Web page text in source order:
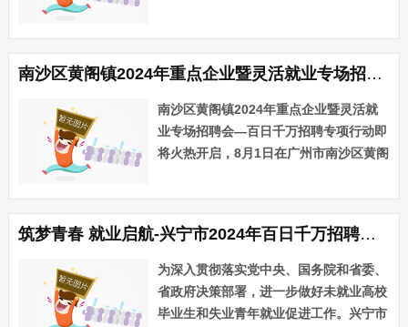
13、广州瑞格尔电
14、广州庆达汽车
15、广州花都区汇
龙皮件有限公司
16、广州安柔新材
料科技有限公司
数字技术有限公司
18、广州市威柏乐
网站简历投递
扫描下方二维码
城连廊下方地铁：4号线-观澜湖地铁站C2
口公交···...
南沙区黄阁镇2024年重点企业暨灵活就业专场招聘会—百日千万招聘专项行动
南沙区黄阁镇2024年重点企业暨灵活就
业专场招聘会—百日千万招聘专项行动即
将火热开启，8月1日在广州市南沙区黄阁
位和广大求职者参加！活动亮点企业优
质，工种多样本次招聘会汇聚了线上线下
多家优质企业，提供多个···...
筑梦青春 就业启航-兴宁市2024年百日千万招聘专项行动暨离校未就业高校毕业生现场招聘会
为深入贯彻落实党中央、国务院和省委、
省政府决策部署，进一步做好未就业高校
毕业生和失业青年就业促进工作。兴宁市